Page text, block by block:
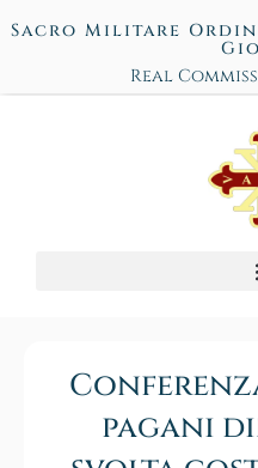
Sacro Militare
Real
pagani